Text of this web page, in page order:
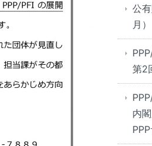
公
月）
第2
内